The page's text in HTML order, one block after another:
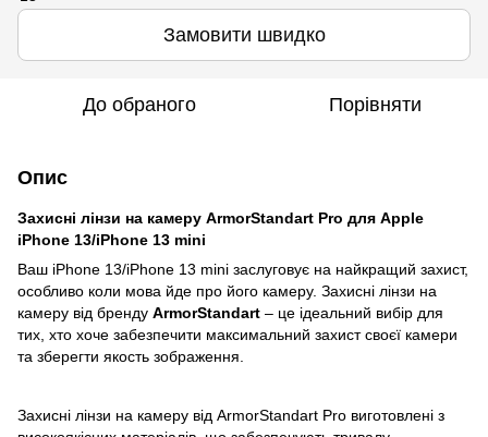
Замовити швидко
До обраного Порівняти
Опис
Захисні лінзи на камеру ArmorStandart Pro для Apple
iPhone 13/iPhone 13 mini
Ваш iPhone 13/iPhone 13 mini заслуговує на найкращий захист,
особливо коли мова йде про його камеру. Захисні лінзи на
камеру від бренду ArmorStandart – це ідеальний вибір для
тих, хто хоче забезпечити максимальний захист своєї камери
та зберегти якость зображення.
Захисні лінзи на камеру від ArmorStandart Pro виготовлені з